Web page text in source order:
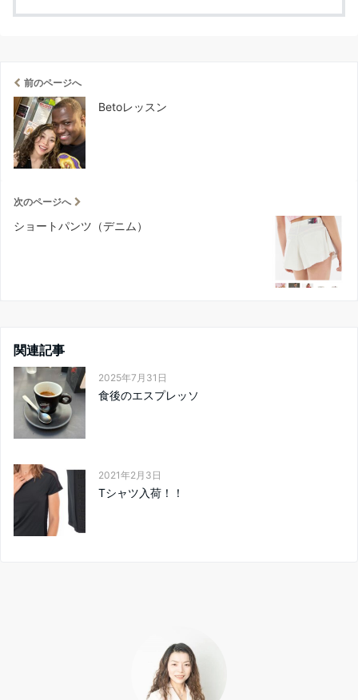
前のページへ
Betoレッスン
次のページへ
ショートパンツ（デニム）
関連記事
2025年7月31日
食後のエスプレッソ
2021年2月3日
Tシャツ入荷！！